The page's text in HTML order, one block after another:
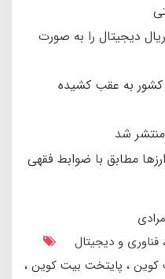
دیجیتال را به صورت
کشور به عقب کشیده
شد
مطابق با ضوابط فقهی
فناوری و دیجیتال
کوین
پایتخت بیت کوین